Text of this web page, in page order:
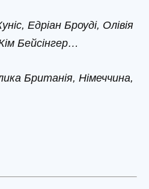
Едріан Броуді, Олівія
Бейсінгер…
Британія, Німеччина,